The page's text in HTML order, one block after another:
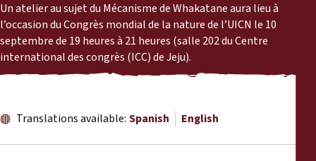
Who we are
Support Us
Publications & Resources
Publications & Resources
Un atelier au sujet du Mécanisme de Whakatane aura lieu à
l’occasion du Congrès mondial de la nature de l’UICN le 10
septembre de 19 heures à 21 heures (salle 202 du Centre
international des congrès (ICC) de Jeju).
Translations available: Spanish English